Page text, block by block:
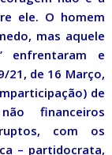
ele. O homem
mas aquele
enfrentaram e
21, de 16 Março,
de
financeiros
com os
– partidocrata,